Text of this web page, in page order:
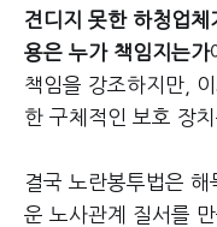
견디지 못한 하청업
용은 누가 책임지는가
책임을 강조하지만,
한 구체적인 보호 장
결국 노란봉투법은
운 노사관계 질서를